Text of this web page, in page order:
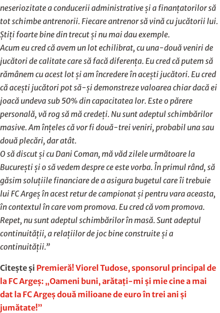
neseriozitate a conducerii administrative și a finanțatorilor să
tot schimbe antrenorii. Fiecare antrenor să vină cu jucătorii lui.
Știți foarte bine din trecut și nu mai dau exemple.
Acum eu cred că avem un lot echilibrat, cu una-două veniri de
jucători de calitate care să facă diferența. Eu cred că putem să
rămânem cu acest lot și am încredere în acești jucători. Eu cred
că acești jucători pot să-și demonstreze valoarea chiar dacă ei
joacă undeva sub 50% din capacitatea lor. Este o părere
personală, vă rog să mă credeți. Nu sunt adeptul schimbărilor
masive. Am înțeles că vor fi două-trei veniri, probabil una sau
două plecări, dar atât.
O să discut și cu Dani Coman, mă văd zilele următoare la
București și o să vedem despre ce este vorba. În primul rând, să
găsim soluțiile financiare de a asigura bugetul care îi trebuie
lui FC Argeș în acest retur de campionat și pentru vara aceasta,
în contextul în care vom promova. Eu cred că vom promova.
Repet, nu sunt adeptul schimbărilor în masă. Sunt adeptul
continuității, a relațiilor de joc bine construite și a
continuității.”
Citește și Premieră! Viorel Tudose, sponsorul principal de
la FC Argeş: „Oameni buni, arătaţi-mi şi mie cine a mai
dat la FC Argeş două milioane de euro în trei ani şi
jumătate!”